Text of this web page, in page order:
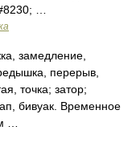
…
замедление,
перерыв,
точка; затор;
бивуак. Временное
…